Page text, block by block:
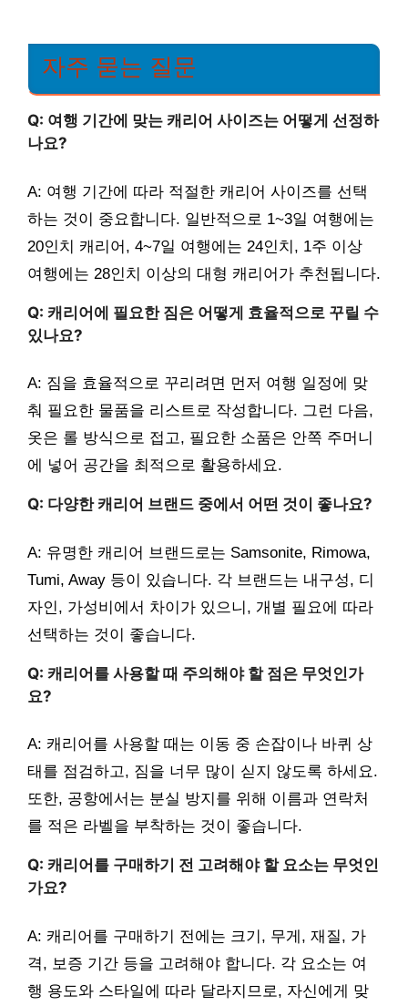
자주 묻는 질문
Q: 여행 기간에 맞는 캐리어 사이즈는 어떻게 선정하
나요?
A: 여행 기간에 따라 적절한 캐리어 사이즈를 선택
하는 것이 중요합니다. 일반적으로 1~3일 여행에는
20인치 캐리어, 4~7일 여행에는 24인치, 1주 이상
여행에는 28인치 이상의 대형 캐리어가 추천됩니다.
Q: 캐리어에 필요한 짐은 어떻게 효율적으로 꾸릴 수
있나요?
A: 짐을 효율적으로 꾸리려면 먼저 여행 일정에 맞
춰 필요한 물품을 리스트로 작성합니다. 그런 다음,
옷은 롤 방식으로 접고, 필요한 소품은 안쪽 주머니
에 넣어 공간을 최적으로 활용하세요.
Q: 다양한 캐리어 브랜드 중에서 어떤 것이 좋나요?
A: 유명한 캐리어 브랜드로는 Samsonite, Rimowa,
Tumi, Away 등이 있습니다. 각 브랜드는 내구성, 디
자인, 가성비에서 차이가 있으니, 개별 필요에 따라
선택하는 것이 좋습니다.
Q: 캐리어를 사용할 때 주의해야 할 점은 무엇인가
요?
A: 캐리어를 사용할 때는 이동 중 손잡이나 바퀴 상
태를 점검하고, 짐을 너무 많이 싣지 않도록 하세요.
또한, 공항에서는 분실 방지를 위해 이름과 연락처
를 적은 라벨을 부착하는 것이 좋습니다.
Q: 캐리어를 구매하기 전 고려해야 할 요소는 무엇인
가요?
A: 캐리어를 구매하기 전에는 크기, 무게, 재질, 가
격, 보증 기간 등을 고려해야 합니다. 각 요소는 여
행 용도와 스타일에 따라 달라지므로, 자신에게 맞